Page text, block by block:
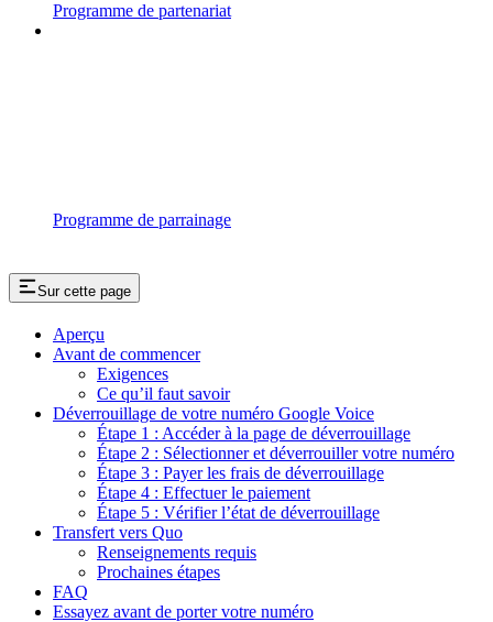
Programme de partenariat
Programme de parrainage
Sur cette page
Aperçu
Avant de commencer
Exigences
Ce qu’il faut savoir
Déverrouillage de votre numéro Google Voice
Étape 1 : Accéder à la page de déverrouillage
Étape 2 : Sélectionner et déverrouiller votre numéro
Étape 3 : Payer les frais de déverrouillage
Étape 4 : Effectuer le paiement
Étape 5 : Vérifier l’état de déverrouillage
Transfert vers Quo
Renseignements requis
Prochaines étapes
FAQ
Essayez avant de porter votre numéro